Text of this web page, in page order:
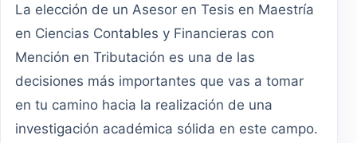
La elección de un Asesor en Tesis en Maestría
en Ciencias Contables y Financieras con
Mención en Tributación es una de las
decisiones más importantes que vas a tomar
en tu camino hacia la realización de una
investigación académica sólida en este campo.